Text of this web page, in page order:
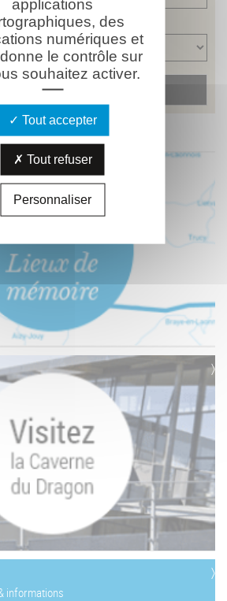
informations
applications
des
numériques et
le contrôle sur
souhaitez activer.
Tout accepter
Tout refuser
Personnaliser